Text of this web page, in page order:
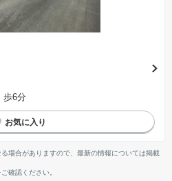
歩6分
場合がありますので、最新の情報については掲載
ご確認ください。